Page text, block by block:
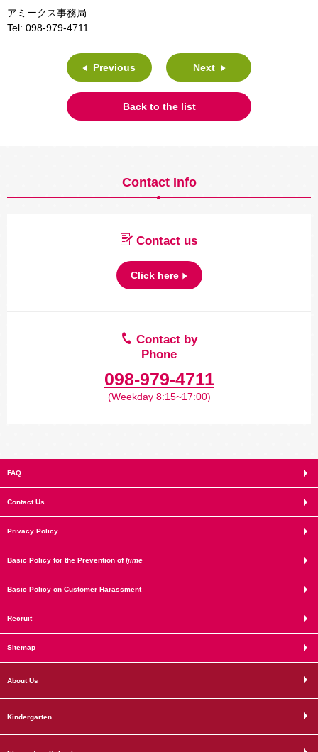
アミークス事務局
Tel: 098-979-4711
Previous Next
Back to the list
Contact Info
Contact by
Phone
098-979-4711
(Weekday 8:15~17:00)
Contact us
Click here
FAQ
Contact Us
Privacy Policy
Basic Policy for the Prevention ofIjime
Basic Policy on Customer Harassment
Recruit
Sitemap
About Us
Kindergarten